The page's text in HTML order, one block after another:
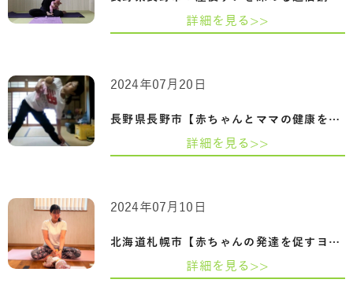
詳細を見る>>
長野県長野市【赤ちゃんとママの健康を守…
2024年07月20日
詳細を見る>>
北海道札幌市【赤ちゃんの発達を促すヨガ…
2024年07月10日
詳細を見る>>